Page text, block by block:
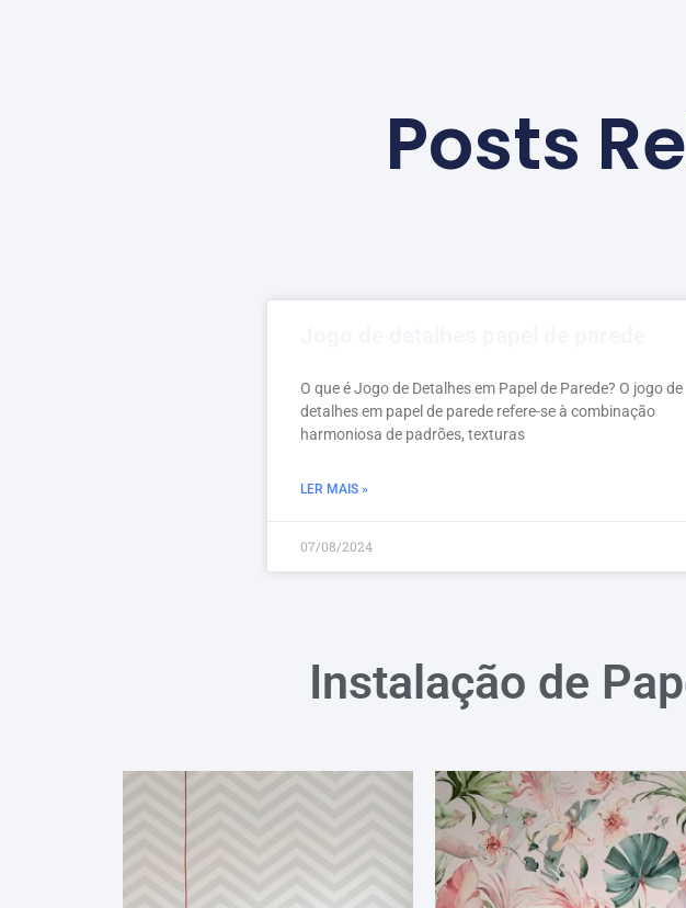
Posts
O que é Jogo de Detalhes em Papel de Parede? O jogo de
detalhes em papel de parede refere-se à combinação
harmoniosa de padrões, texturas
LER MAIS »
07/08/2024
Instalação de